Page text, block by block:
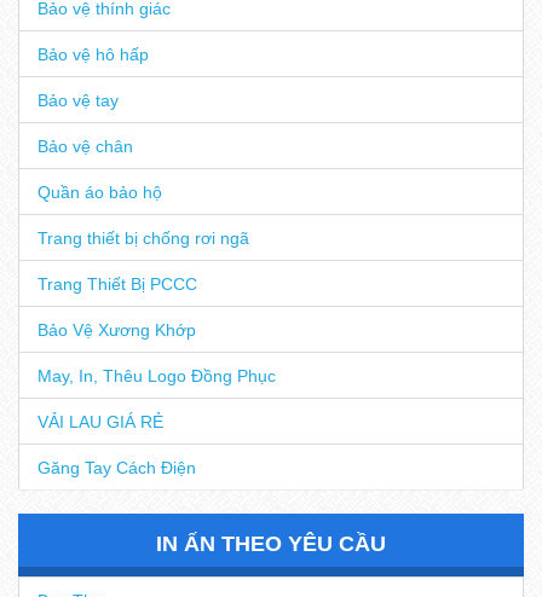
Bảo vệ thính giác
Bảo vệ hô hấp
Bảo vệ tay
Bảo vệ chân
Quần áo bảo hộ
Trang thiết bị chống rơi ngã
Trang Thiết Bị PCCC
Bảo Vệ Xương Khớp
May, In, Thêu Logo Đồng Phục
VẢI LAU GIÁ RẺ
Găng Tay Cách Điện
IN ẤN THEO YÊU CẦU